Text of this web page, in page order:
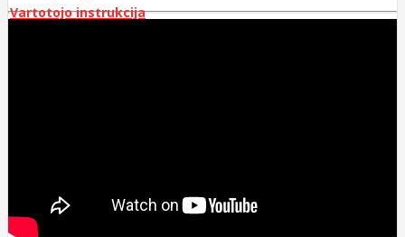
Vartotojo instrukcija